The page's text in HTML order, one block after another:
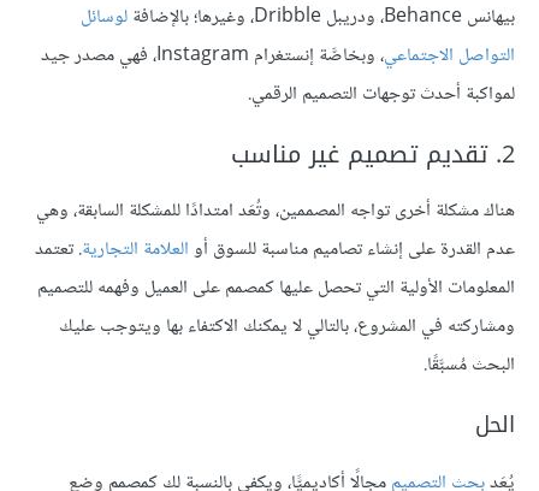
بيهانس Behance، ودريبل Dribble، وغيرها؛ بالإضافة
لوسائل
التواصل الاجتماعي
، وبخاصَّة إنستغرام Instagram، فهي مصدر جيد
لمواكبة أحدث توجهات التصميم الرقمي.
2. تقديم تصميم غير مناسب
هناك مشكلة أخرى تواجه المصممين، وتُعَد امتدادًا للمشكلة السابقة، وهي
عدم القدرة على إنشاء تصاميم مناسبة للسوق أوالعلامة التجارية. تعتمد
المعلومات الأولية التي تحصل عليها كمصمم على العميل وفهمه للتصميم
ومشاركته في المشروع، بالتالي لا يمكنك الاكتفاء بها ويتوجب عليك
البحث مُسبَّقًا.
الحل
يُعَدبحث التصميممجالًا أكاديميًّا، ويكفي بالنسبة لك كمصمم وضع